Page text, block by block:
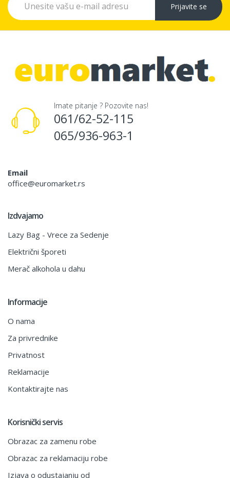
Prijavite se
Imate pitanje ? Pozovite nas!
061/62-52-115
065/936-963-1
Email
office@euromarket.rs
Izdvajamo
Lazy Bag - Vrece za Sedenje
Električni šporeti
Merač alkohola u dahu
Informacije
O nama
Za privrednike
Privatnost
Reklamacije
Kontaktirajte nas
Korisnički servis
Obrazac za zamenu robe
Obrazac za reklamaciju robe
Izjava o odustajanju od